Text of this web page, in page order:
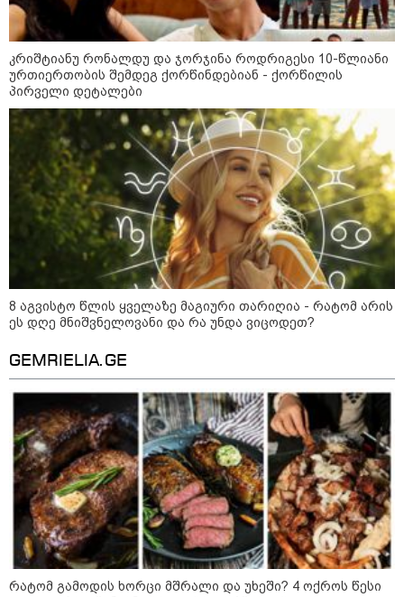
მოსაზრება, აბსოლუტურად
ამოვარდნილი რეალობიდან - არ
მიმაჩნია, რომ ამის გამო მის
წინააღმდეგ სისხლის სამართლის
საქმე უნდა აღიძრას
მოზაიკა
11:17 / 08-08-2026
არშემდგარი ქორწინება 15 წლით უფროს
ქართველთან - ალინა კაბაევას
საიდუმლო ცხოვრება: როგორ
გამოიყურებოდა ის პლასტიკურ
ოპერაციებამდე
კრიშტიანუ რონალდუ და ჯორჯინა როდრიგესი 10-წლიანი
ურთიერთობის შემდეგ ქორწინდებიან - ქორწილის
პირველი დეტალები
8 აგვისტო წლის ყველაზე მაგიური თარიღია - რატომ არის
ეს დღე მნიშვნელოვანი და რა უნდა ვიცოდეთ?
GEMRIELIA.GE
რატომ გამოდის ხორცი მშრალი და უხეში? 4 ოქროს წესი